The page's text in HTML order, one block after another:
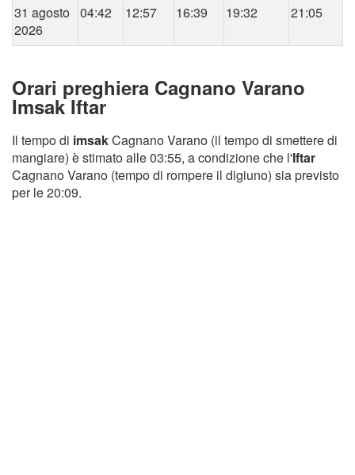
31 agosto
2026
04:42 12:57 16:39 19:32 21:05
Orari preghiera Cagnano Varano
Imsak Iftar
Il tempo di imsakCagnano Varano (il tempo di smettere di
mangiare) è stimato alle 03:55, a condizione che l'Iftar
Cagnano Varano (tempo di rompere il digiuno) sia previsto
per le 20:09.